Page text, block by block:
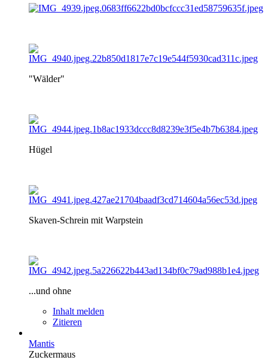
"Wälder"
Hügel
Skaven-Schrein mit Warpstein
...und ohne
Inhalt melden
Zitieren
Mantis
Zuckermaus